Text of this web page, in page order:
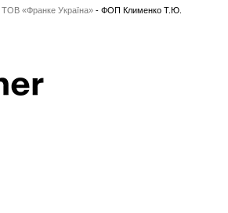
ТОВ «Франке Україна»- ФОП Клименко Т.Ю.